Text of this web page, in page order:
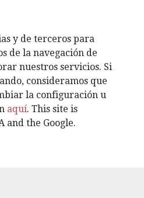
y de terceros para
de la navegación de
nuestros servicios. Si
consideramos que
la configuración u
aquí. This site is
and the Google.